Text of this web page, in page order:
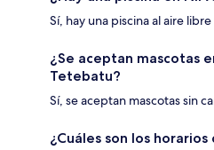
Sí, hay una piscina al aire
¿Se aceptan mascotas
Tetebatu?
Sí, se aceptan mascotas sin
¿Cuáles son los